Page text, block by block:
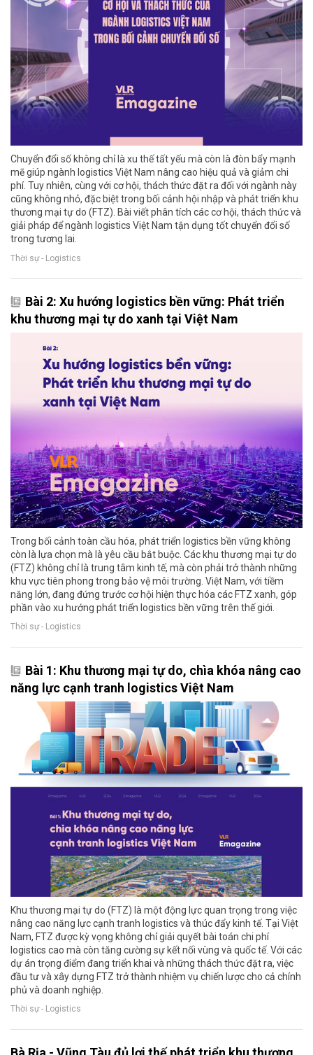
Chuyển đổi số không chỉ là xu thế tất yếu mà còn là đòn bẩy mạnh
mẽ giúp ngành logistics Việt Nam nâng cao hiệu quả và giảm chi
phí. Tuy nhiên, cùng với cơ hội, thách thức đặt ra đối với ngành này
cũng không nhỏ, đặc biệt trong bối cảnh hội nhập và phát triển khu
thương mại tự do (FTZ). Bài viết phân tích các cơ hội, thách thức và
giải pháp để ngành logistics Việt Nam tận dụng tốt chuyển đổi số
trong tương lai.
Thời sự - Logistics
Bài 2: Xu hướng logistics bền vững: Phát triển
khu thương mại tự do xanh tại Việt Nam
Trong bối cảnh toàn cầu hóa, phát triển logistics bền vững không
còn là lựa chọn mà là yêu cầu bắt buộc. Các khu thương mại tự do
(FTZ) không chỉ là trung tâm kinh tế, mà còn phải trở thành những
khu vực tiên phong trong bảo vệ môi trường. Việt Nam, với tiềm
năng lớn, đang đứng trước cơ hội hiện thực hóa các FTZ xanh, góp
phần vào xu hướng phát triển logistics bền vững trên thế giới.
Thời sự - Logistics
Bài 1: Khu thương mại tự do, chìa khóa nâng cao
năng lực cạnh tranh logistics Việt Nam
Khu thương mại tự do (FTZ) là một động lực quan trọng trong việc
nâng cao năng lực cạnh tranh logistics và thúc đẩy kinh tế. Tại Việt
Nam, FTZ được kỳ vọng không chỉ giải quyết bài toán chi phí
logistics cao mà còn tăng cường sự kết nối vùng và quốc tế. Với các
dự án trọng điểm đang triển khai và những thách thức đặt ra, việc
đầu tư và xây dựng FTZ trở thành nhiệm vụ chiến lược cho cả chính
phủ và doanh nghiệp.
Thời sự - Logistics